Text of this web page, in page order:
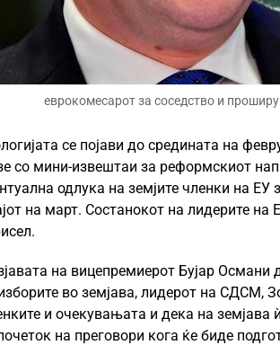
еврокомесарот за соседство и
се појави до средината на
со мини-извештаи за реформскиот
одлука на земјите членки на
на март. Состанокот на лидерите
на вицепремиерот Бујар
во земјава, лидерот на СДСМ,
и очекувањата и дека на
на преговори кога ќе биде